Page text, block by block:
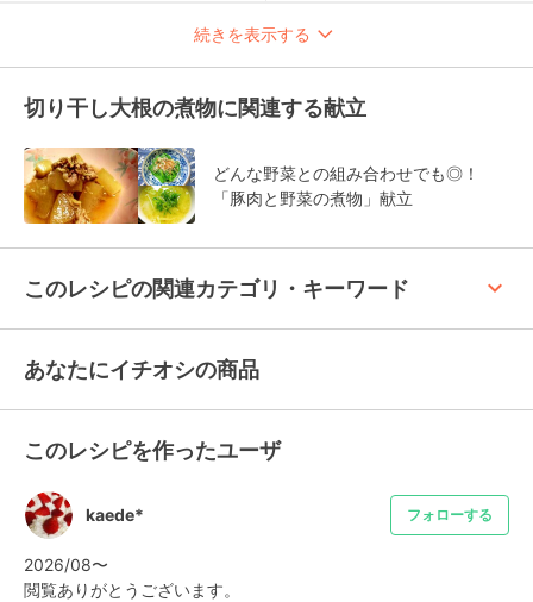
続きを表示する
切り干し大根の煮物に関連する献立
どんな野菜との組み合わせでも◎！
「豚肉と野菜の煮物」献立
このレシピの関連カテゴリ・キーワード keyboard_arrow_up
あなたにイチオシの商品
このレシピを作ったユーザ
kaede* フォローする
2026/08〜
閲覧ありがとうございます。